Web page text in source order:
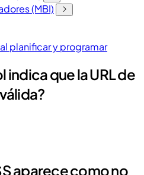
(MBI)
planificar y programar
que la URL de
aparece como no